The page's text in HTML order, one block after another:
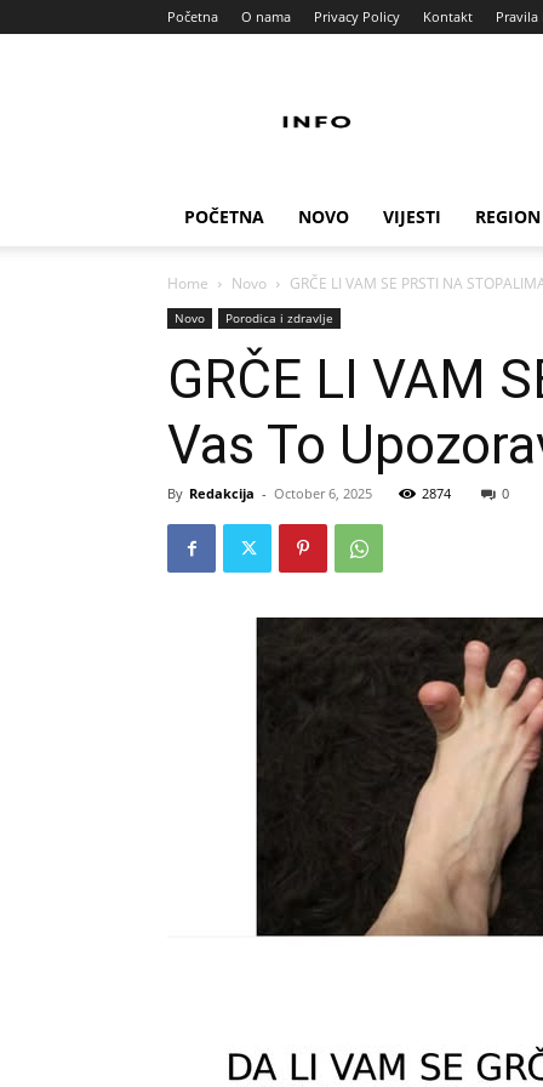
Početna O nama Privacy Policy Kontakt
POČETNA NOVO VIJESTI REGION
Home Novo GRČE LI VAM SE PRSTI NA
Novo Porodica i zdravlje
GRČE LI VAM
Vas To
By Redakcija - October 6, 2025 2874 0